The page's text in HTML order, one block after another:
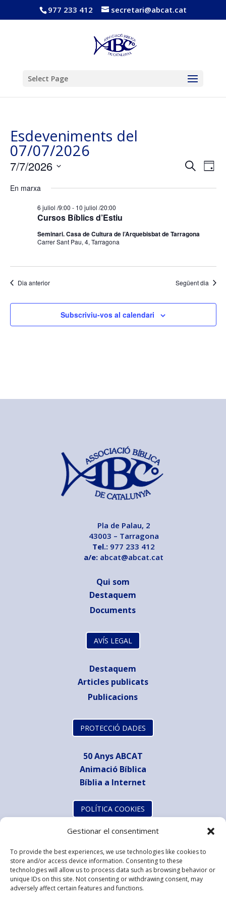
Gestionar el consentiment
To provide the best experiences, we use technologies like cookies to
store and/or access device information. Consenting to these
technologies will allow us to process data such as browsing behavior or
unique IDs on this site. Not consenting or withdrawing consent, may
adversely affect certain features and functions.
977 233 412 secretari@abcat.cat
Select Page
Esdeveniments del
07/07/2026
visual
i
Cerca
de
Dia
7/7/2026
una
En marxa
Cursos Bíblics d’Estiu
6 juliol /9:00 - 10 juliol /20:00
Seminari. Casa de Cultura de l’Arquebisbat de Tarragona
Carrer Sant Pau, 4, Tarragona
Dia anterior Següent dia
Subscriviu-vos al calendari
Pla de Palau, 2
43003 – Tarragona
Tel.: 977 233 412
a/e: abcat@abcat.cat
Qui som
Destaquem
Documents
AVÍS LEGAL
Destaquem
Articles publicats
Publicacions
PROTECCIÓ DADES
50 Anys ABCAT
Animació Bíblica
Bíblia a Internet
POLÍTICA COOKIES